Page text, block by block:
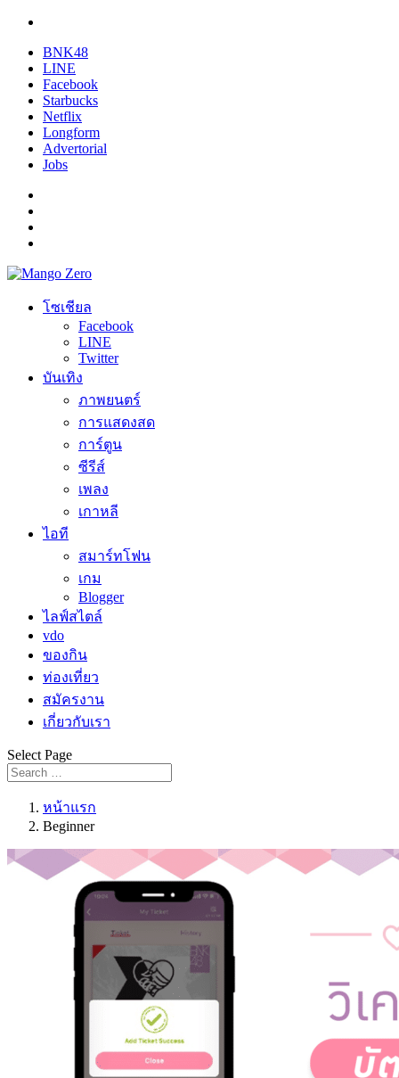
BNK48
LINE
Facebook
Starbucks
Netflix
Longform
Advertorial
Jobs
โซเชียล
Facebook
LINE
Twitter
บันเทิง
ภาพยนตร์
การแสดงสด
การ์ตูน
ซีรีส์
เพลง
เกาหลี
ไอที
สมาร์ทโฟน
เกม
Blogger
ไลฟ์สไตล์
vdo
ของกิน
ท่องเที่ยว
สมัครงาน
เกี่ยวกับเรา
Select Page
หน้าแรก
Beginner